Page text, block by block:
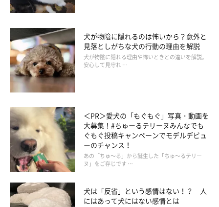
犬が物陰に隠れるのは怖いから？意外と
見落としがちな犬の行動の理由を解説
犬が物陰に隠れる理由や怖いときとの違いを解説。
安心して見守れ …
＜PR＞愛犬の「もぐもぐ」写真・動画を
大募集！#ちゅーるテリーヌみんなでも
ぐもぐ投稿キャンペーンでモデルデビュ
ーのチャンス！
あの「ちゅ～る」から誕生した「ちゅ～るテリー
ヌ」をご存じです …
犬は「反省」という感情はない！？ 人
にはあって犬にはない感情とは